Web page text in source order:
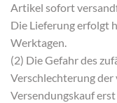
Artikel sofort
Die Lieferung erfolgt
Werktagen.
(2) Die Gefahr des
Verschlechterung der
Versendungskauf